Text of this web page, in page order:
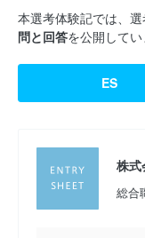
本選考体験記では、
問と回答を公開してい
ES
株式
総合